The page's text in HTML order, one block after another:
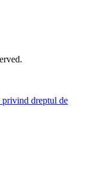
privind dreptul de